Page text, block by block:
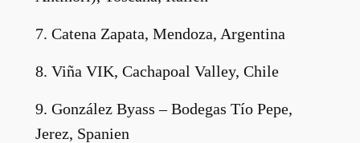
7. Catena Zapata, Mendoza, Argentina
8. Viña VIK, Cachapoal Valley, Chile
9. González Byass – Bodegas Tío Pepe,
Jerez, Spanien